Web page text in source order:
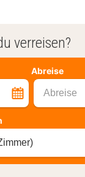
verreisen?
Abreise
Abreise